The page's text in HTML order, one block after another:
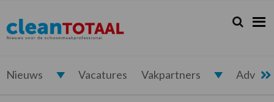
de
hoofdnavigatie
de
hoofd
de
eerste
de
voettekst
Cleantotaal.nl
Het
laatste
voor
Zoeken...
Zoek
Nieuws Vacatures Vakpartners